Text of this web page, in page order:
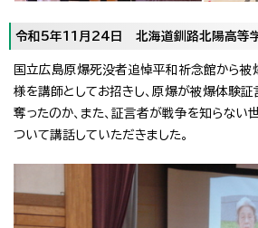
令和5年11月24日 北海道釧路北陽高等
国立広島原爆死没者追悼平和祈念館から
様を講師としてお招きし、原爆が被爆体験証
奪ったのか、また、証言者が戦争を知らない
ついて講話していただきました。